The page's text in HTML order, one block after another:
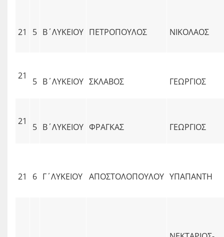
21 5 Β΄ΛΥΚΕΙΟΥ ΠΕΤΡΟΠΟΥΛΟΣ ΝΙΚΟΛΑΟΣ
21
5 Β΄ΛΥΚΕΙΟΥ ΣΚΛΑΒΟΣ ΓΕΩΡΓΙΟΣ
21
5 Β΄ΛΥΚΕΙΟΥ ΦΡΑΓΚΑΣ ΓΕΩΡΓΙΟΣ
21 6 Γ΄ΛΥΚΕΙΟΥ ΑΠΟΣΤΟΛΟΠΟΥΛΟΥ ΥΠΑΠΑΝΤΗ